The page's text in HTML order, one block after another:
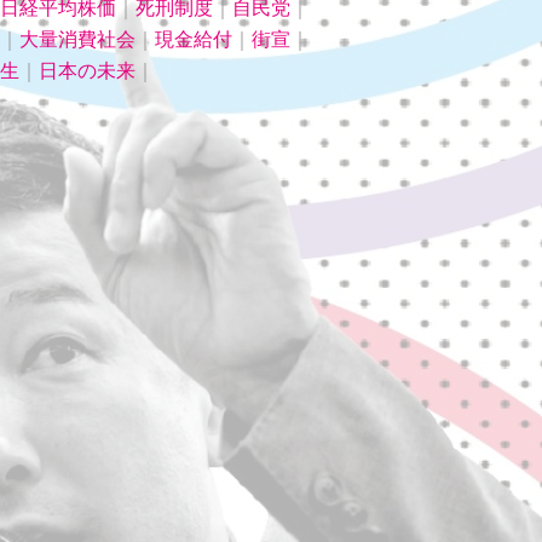
日経平均株価 ｜死刑制度 ｜ 自民党 ｜
｜大量消費社会 ｜ 現金給付 街宣 ｜
日本の未来｜